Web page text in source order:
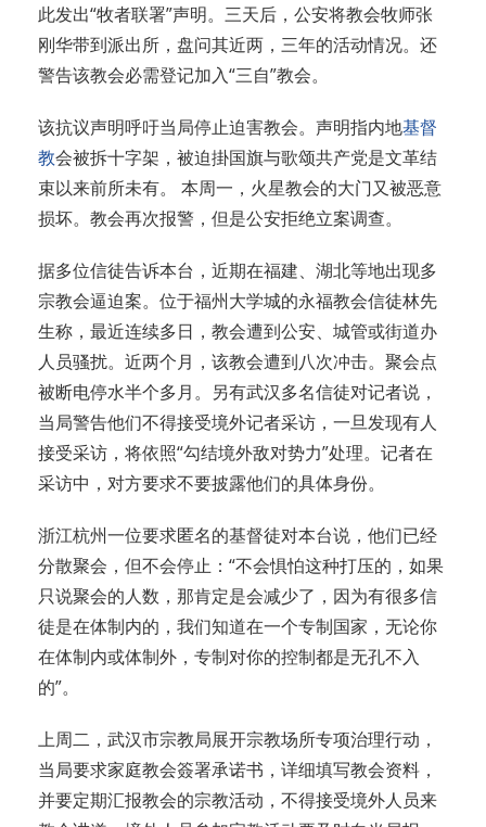
此发出“牧者联署”声明。三天后，公安将教会牧师张
刚华带到派出所，盘问其近两，三年的活动情况。还
警告该教会必需登记加入“三自”教会。
该抗议声明呼吁当局停止迫害教会。声明指内地基督
教会被拆十字架，被迫掛国旗与歌颂共产党是文革结
束以来前所未有。 本周一，火星教会的大门又被恶意
损坏。教会再次报警，但是公安拒绝立案调查。
据多位信徒告诉本台，近期在福建、湖北等地出现多
宗教会逼迫案。位于福州大学城的永福教会信徒林先
生称，最近连续多日，教会遭到公安、城管或街道办
人员骚扰。近两个月，该教会遭到八次冲击。聚会点
被断电停水半个多月。另有武汉多名信徒对记者说，
当局警告他们不得接受境外记者采访，一旦发现有人
接受采访，将依照“勾结境外敌对势力”处理。记者在
采访中，对方要求不要披露他们的具体身份。
浙江杭州一位要求匿名的基督徒对本台说，他们已经
分散聚会，但不会停止：“不会惧怕这种打压的，如果
只说聚会的人数，那肯定是会减少了，因为有很多信
徒是在体制内的，我们知道在一个专制国家，无论你
在体制内或体制外，专制对你的控制都是无孔不入
的”。
上周二，武汉市宗教局展开宗教场所专项治理行动，
当局要求家庭教会簽署承诺书，详细填写教会资料，
并要定期汇报教会的宗教活动，不得接受境外人员来